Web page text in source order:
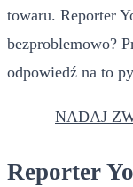
towaru. Reporter
bezproblemowo?
odpowiedź na to
NADAJ
Reporter